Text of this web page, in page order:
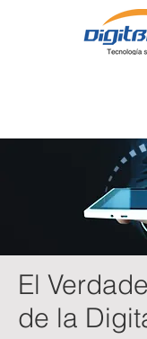
El
de la